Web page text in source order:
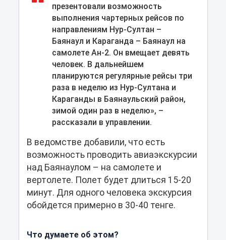
презентовали возможность
выполнения чартерных рейсов по
направлениям Нур-Султан –
Баянаул и Караганда – Баянаул на
самолете Ан-2. Он вмещает девять
человек. В дальнейшем
планируются регулярные рейсы три
раза в неделю из Нур-Султана и
Караганды в Баянаульский район,
зимой один раз в неделю», –
рассказали в управлении.
В ведомстве добавили, что есть
возможность проводить авиаэкскурсии
над Баянаулом – на самолете и
вертолете. Полет будет длиться 15-20
минут. Для одного человека экскурсия
обойдется примерно в 30-40 тенге.
Что думаете об этом?